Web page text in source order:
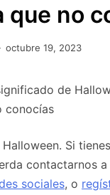
que no
octubre 19, 2023
Si
contactarnos
sociales, o